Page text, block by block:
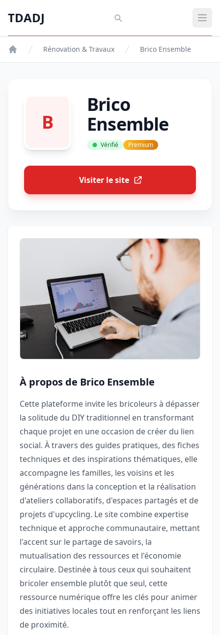
TDADJ
TDADJ
Rénovation & Travaux Brico Ensemble
B
Brico
Ensemble
Vérifié Premium
Visiter le site
À propos de Brico Ensemble
Cette plateforme invite les bricoleurs à dépasser
la solitude du DIY traditionnel en transformant
chaque projet en une occasion de créer du lien
social. À travers des guides pratiques, des fiches
techniques et des inspirations thématiques, elle
accompagne les familles, les voisins et les
générations dans la conception et la réalisation
d'ateliers collaboratifs, d'espaces partagés et de
projets d'upcycling. Le site combine expertise
technique et approche communautaire, mettant
l'accent sur le partage de savoirs, la
mutualisation des ressources et l'économie
circulaire. Destinée à tous ceux qui souhaitent
bricoler ensemble plutôt que seul, cette
ressource numérique offre les clés pour animer
des initiatives locales tout en renforçant les liens
de proximité.